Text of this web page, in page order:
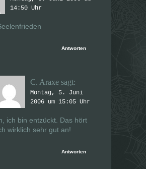
14:50 Uhr
Antworten
C. Araxe sagt:
Montag, 5. Juni
2006 um 15:05 Uhr
ich bin entzückt. Das hört
wirklich sehr gut an!
Antworten